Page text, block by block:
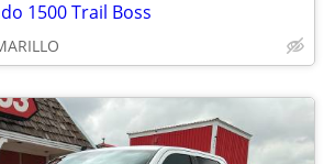
1500 Trail Boss